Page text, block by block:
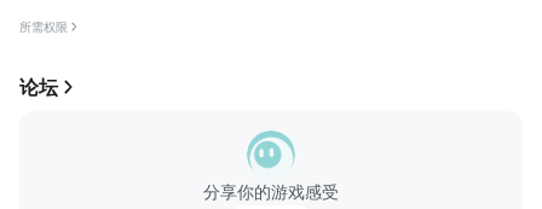
br>8.パイロット「ロイ」がスキル覚醒で新たなバトル快感！<br
所需权限
论坛
分享你的游戏感受